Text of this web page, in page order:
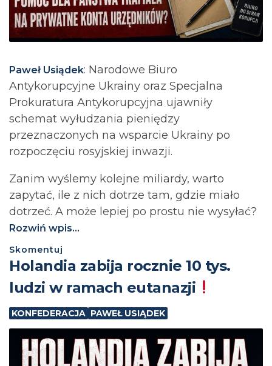
Paweł Usiądek: Narodowe Biuro
Antykorupcyjne Ukrainy oraz Specjalna
Prokuratura Antykorupcyjna ujawniły
schemat wyłudzania pieniędzy
przeznaczonych na wsparcie Ukrainy po
rozpoczęciu rosyjskiej inwazji.
Zanim wyślemy kolejne miliardy, warto
zapytać, ile z nich dotrze tam, gdzie miało
dotrzeć. A może lepiej po prostu nie wysyłać?⁩
Rozwiń wpis...
Skomentuj
Holandia zabija rocznie 10 tys.
ludzi w ramach eutanazji
KONFEDERACJA PAWEŁ USIĄDEK